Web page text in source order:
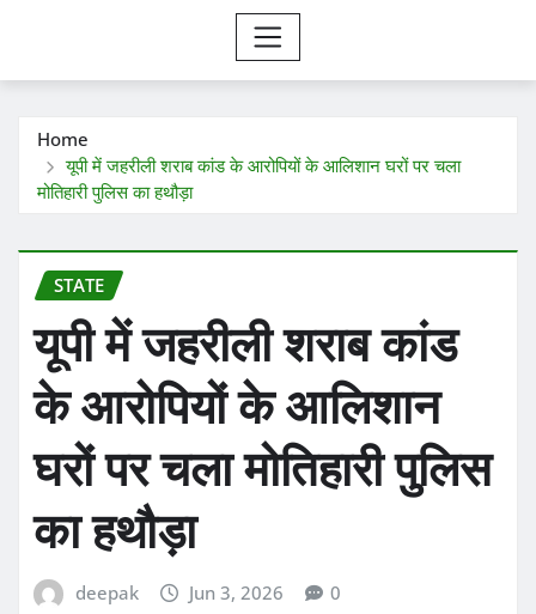
Home
यूपी में जहरीली शराब कांड के आरोपियों के आलिशान घरों पर चला
मोतिहारी पुलिस का हथौड़ा
STATE
यूपी में जहरीली शराब कांड
के आरोपियों के आलिशान
घरों पर चला मोतिहारी पुलिस
का हथौड़ा
deepak Jun 3, 2026 0